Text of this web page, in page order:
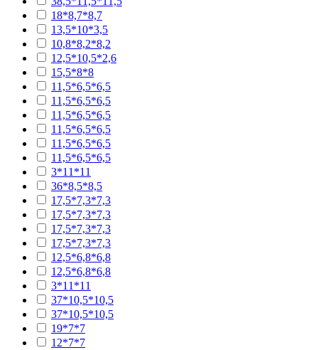
18*8,7*8,7
13,5*10*3,5
10,8*8,2*8,2
12,5*10,5*2,6
15,5*8*8
11,5*6,5*6,5
11,5*6,5*6,5
11,5*6,5*6,5
11,5*6,5*6,5
11,5*6,5*6,5
11,5*6,5*6,5
3*11*11
36*8,5*8,5
17,5*7,3*7,3
17,5*7,3*7,3
17,5*7,3*7,3
17,5*7,3*7,3
12,5*6,8*6,8
12,5*6,8*6,8
3*11*11
37*10,5*10,5
37*10,5*10,5
19*7*7
12*7*7